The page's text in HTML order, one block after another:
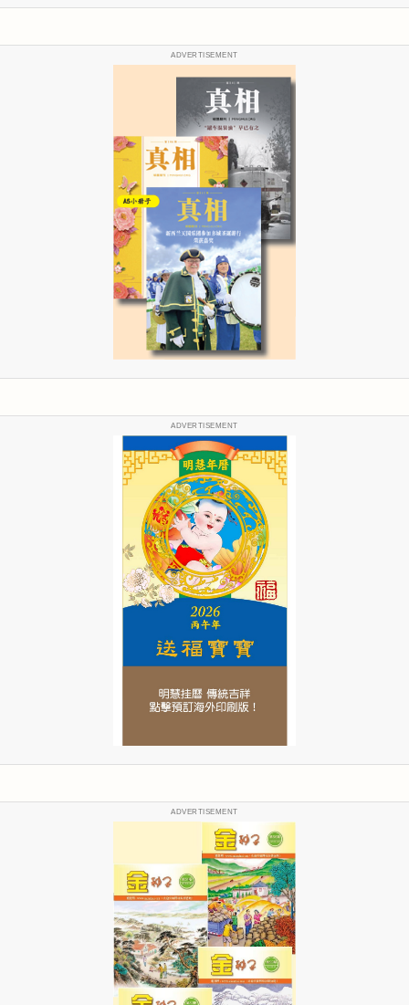
ADVERTISEMENT
ADVERTISEMENT
ADVERTISEMENT